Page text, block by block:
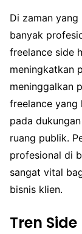
Di zaman
banyak
freelance side
meningkatkan
meninggalkan
freelance yang
pada
ruang publik.
profesional di
sangat vital
bisnis klien.
Tren